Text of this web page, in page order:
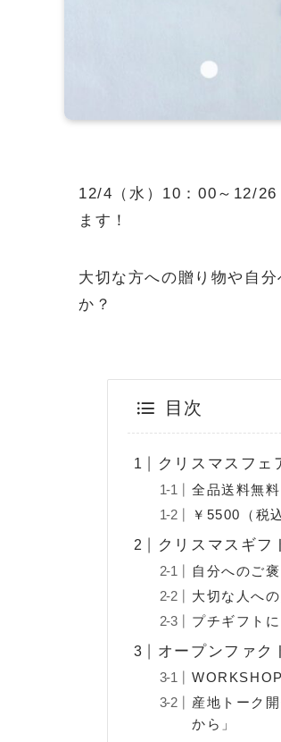
12/4（水）10：00～12/26
ます！
大切な方への贈り物や自
か？
目次
クリスマスフェ
全品送料無料
￥5500（税
クリスマスギフ
自分へのご
大切な人へ
プチギフトに
オープンファク
産地トーク
から」